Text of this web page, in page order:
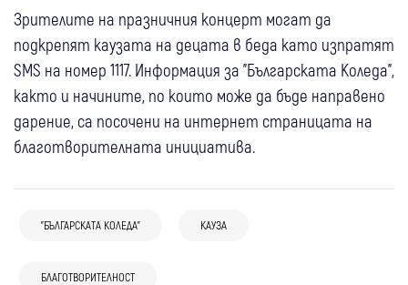
Зрителите на празничния концерт могат да
подкрепят каузата на децата в беда като изпратят
SMS на номер 1117. Информация за "Българската Коледа",
както и начините, по които може да бъде направено
дарение, са посочени на интернет страницата на
благотворителната инициатива.
"БЪЛГАРСКАТА КОЛЕДА" КАУЗА
БЛАГОТВОРИТЕЛНОСТ